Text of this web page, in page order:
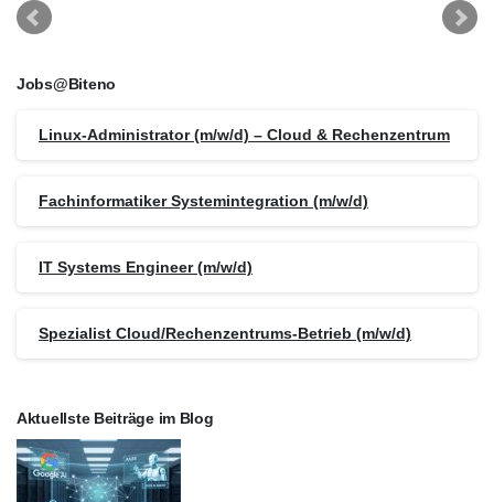
Jobs@Biteno
Linux-Administrator (m/w/d) – Cloud & Rechenzentrum
Fachinformatiker Systemintegration (m/w/d)
IT Systems Engineer (m/w/d)
Spezialist Cloud/Rechenzentrums-Betrieb (m/w/d)
Aktuellste Beiträge im Blog